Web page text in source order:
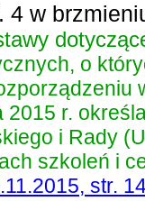
4 w
o
2015 r.
i Rady
szkoleń i
str.